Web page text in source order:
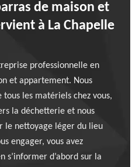
de maison et
à La Chapelle
professionnelle en
et appartement. Nous
les matériels chez vous,
la déchetterie et nous
le nettoyage léger du lieu
engager, vous avez
d’abord sur la